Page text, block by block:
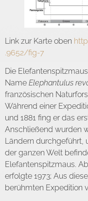
Link zur Karte oben
.9652/fig-7
Die
Name Elephantulus
französischen
Während einer
und 1881 fing er das
Anschließend wurden
Ländern durchgeführt,
der ganzen Welt
Elefantenspitzmaus.
erfolgte 1973; Aus
berühmten Expedition